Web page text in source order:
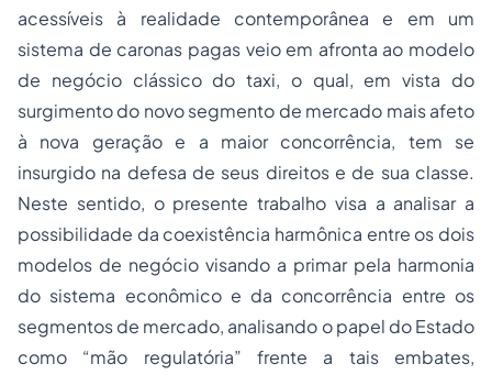
acessíveis à realidade contemporânea e em um
sistema de caronas pagas veio em afronta ao modelo
de negócio clássico do taxi, o qual, em vista do
surgimento do novo segmento de mercado mais afeto
à nova geração e a maior concorrência, tem se
insurgido na defesa de seus direitos e de sua classe.
Neste sentido, o presente trabalho visa a analisar a
possibilidade da coexistência harmônica entre os dois
modelos de negócio visando a primar pela harmonia
do sistema econômico e da concorrência entre os
segmentos de mercado, analisando o papel do Estado
como “mão regulatória” frente a tais embates,